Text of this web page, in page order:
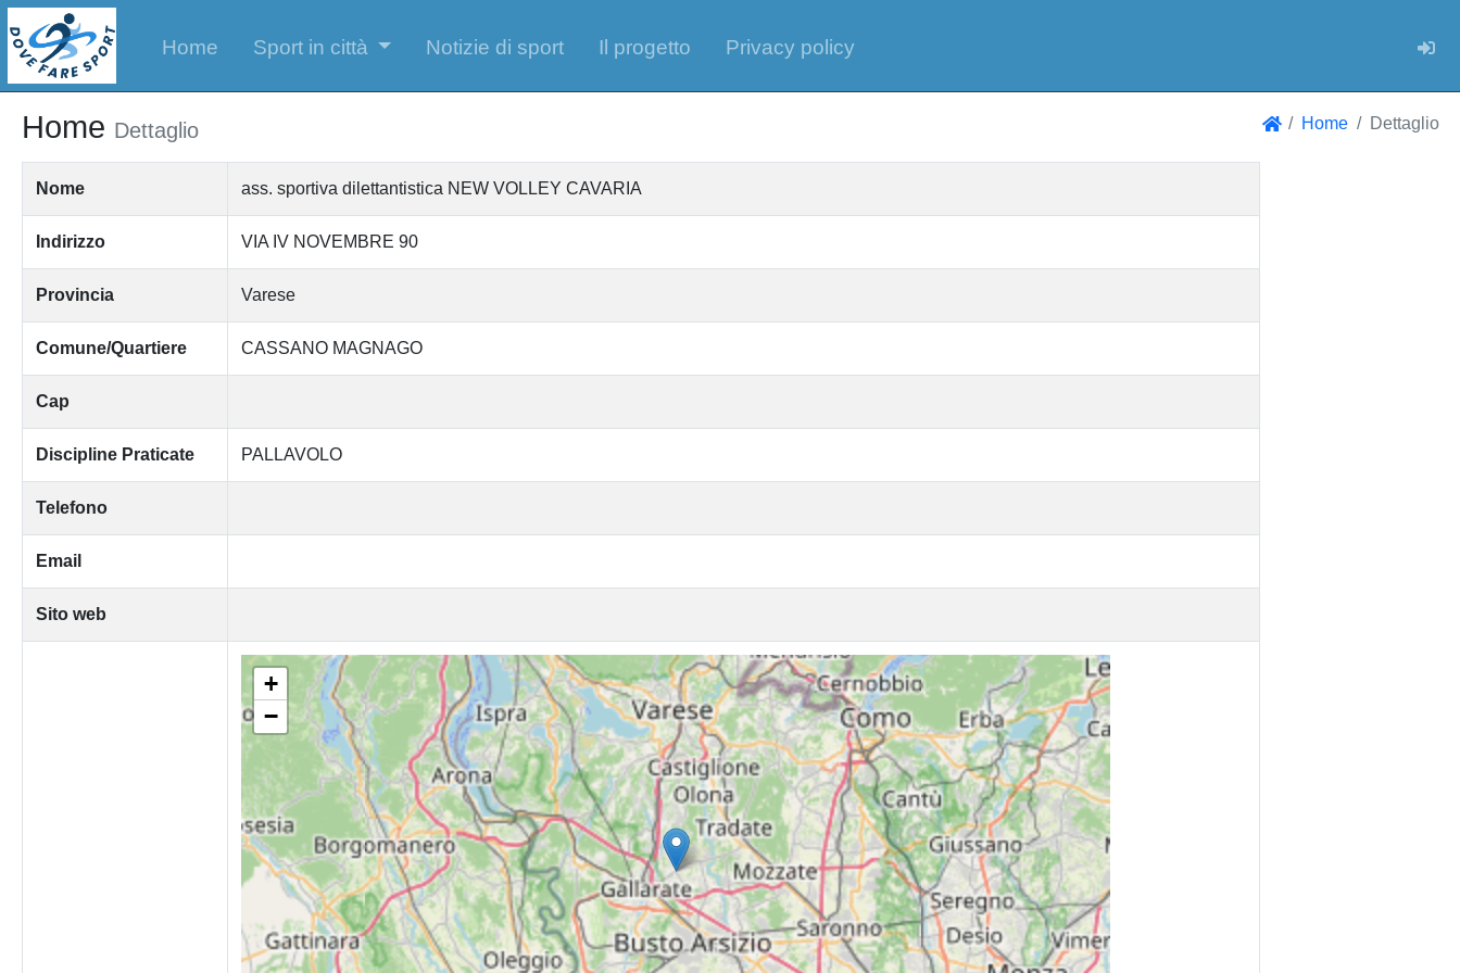
Home Sport in città Notizie di sport Il progetto Privacy policy
Home Dettaglio Home Dettaglio
Nome ass. sportiva dilettantistica NEW VOLLEY CAVARIA
Indirizzo VIA IV NOVEMBRE 90
Provincia Varese
Comune/Quartiere CASSANO MAGNAGO
Cap
Discipline Praticate PALLAVOLO
Telefono
Email
Sito web
+
−